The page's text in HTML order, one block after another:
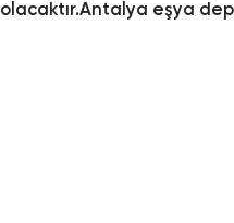
olacaktır.Antalya eşya